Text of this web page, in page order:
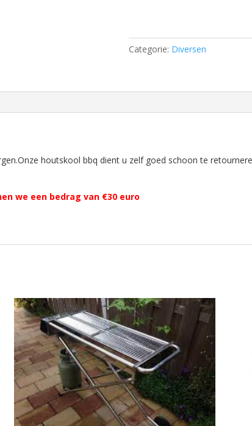
BBQ
Categorie: Diversen
houtskool bbq dient u zelf goed schoon te
we een bedrag van €30 euro